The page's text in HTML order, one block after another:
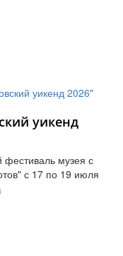
уикенд
музея с
с 17 по 19 июля